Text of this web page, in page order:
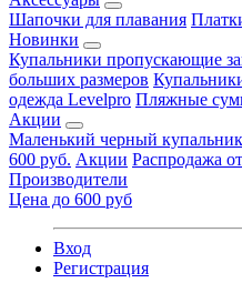
Шапочки для плавания
Новинки
Купальники пропускающие
больших размеров
одежда Levelpro Пляжные
Акции
Маленький черный купальник
600 руб. Акции Распродажа
Производители
Цена до 600 руб
Вход
Регистрация